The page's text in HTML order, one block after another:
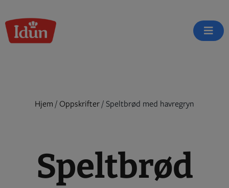
to
content
Hjem / Oppskrifter/ Speltbrød med havregryn
Speltbrød